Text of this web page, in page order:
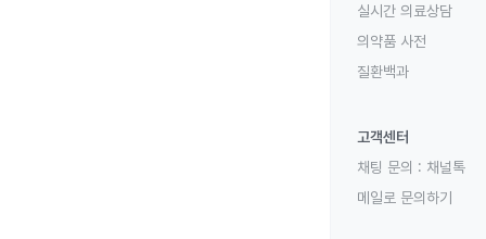
실시간 의료상담
의약품 사전
질환백과
고객센터
채팅 문의 : 채널톡
메일로 문의하기